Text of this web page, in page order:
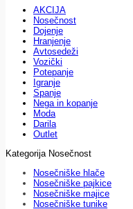
AKCIJA
Nosečnost
Dojenje
Hranjenje
Avtosedeži
Vozički
Potepanje
Igranje
Spanje
Nega in kopanje
Moda
Darila
Outlet
Kategorija Nosečnost
Nosečniške hlače
Nosečniške pajkice
Nosečniške majice
Nosečniške tunike